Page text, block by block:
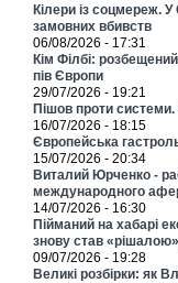
Кілери із соцмереж.
замовних вбивств
06/08/2026 - 17:31
Кім Філбі:
пів Європи
29/07/2026 - 19:21
Пішов проти
16/07/2026 - 18:15
Європейська
15/07/2026 - 20:34
Виталий Юрченко -
международного
14/07/2026 - 16:30
Пійманий на хабарі
знову став
09/07/2026 - 19:28
Великі розбірки: як